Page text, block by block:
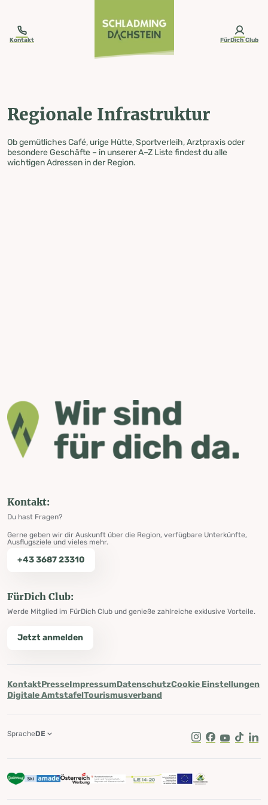
Kontakt FürDich Club
Regionale Infrastruktur
Ob gemütliches Café, urige Hütte, Sportverleih, Arztpraxis oder
besondere Geschäfte – in unserer A–Z Liste findest du alle
wichtigen Adressen in der Region.
Kontakt:
Du hast Fragen?
Gerne geben wir dir Auskunft über die Region, verfügbare Unterkünfte,
Ausflugsziele und vieles mehr.
+43 3687 23310
FürDich Club:
Werde Mitglied im FürDich Club und genieße zahlreiche exklusive Vorteile.
Jetzt anmelden
KontaktPresseImpressumDatenschutzCookie Einstellungen
Digitale AmtstafelTourismusverband
Instagram
Facebook
Youtube
Tik Tok
SpracheDE